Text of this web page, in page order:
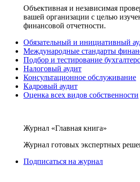
Объективная и независимая
вашей организации с целью
финансовой отчетности.
Обязательный и инициативный
Международные стандарты
Подбор и тестирование
Налоговый аудит
Консультационное обслуживание
Кадровый аудит
Оценка всех видов собственности
Журнал «Главная книга»
Журнал готовых экспертных
Подписаться на журнал